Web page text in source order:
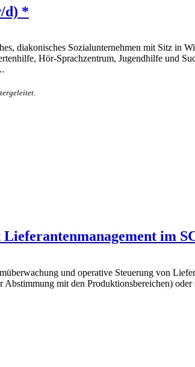
d) *
diakonisches Sozialunternehmen mit Sitz in
Hör-Sprachzentrum, Jugendhilfe und
im
und operative Steuerung von
mit den Produktionsbereichen)